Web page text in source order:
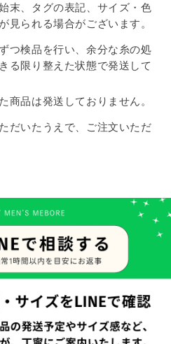
末、タグの表記、サイズ・色
見られる場合がございます。
つ検品を行い、余分な糸の処
る限り整えた状態で発送して
商品は発送しておりません。
だいたうえで、ご注文いただ